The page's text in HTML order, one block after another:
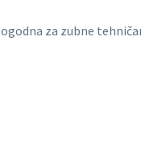
za zubne